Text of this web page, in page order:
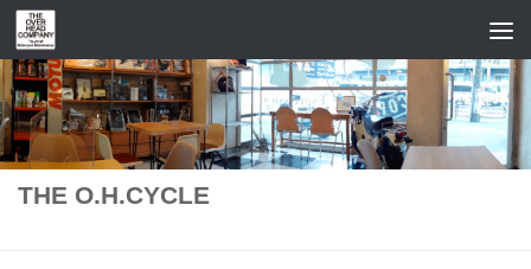
コンテンツへスキップ
THE O.H.CYCLE